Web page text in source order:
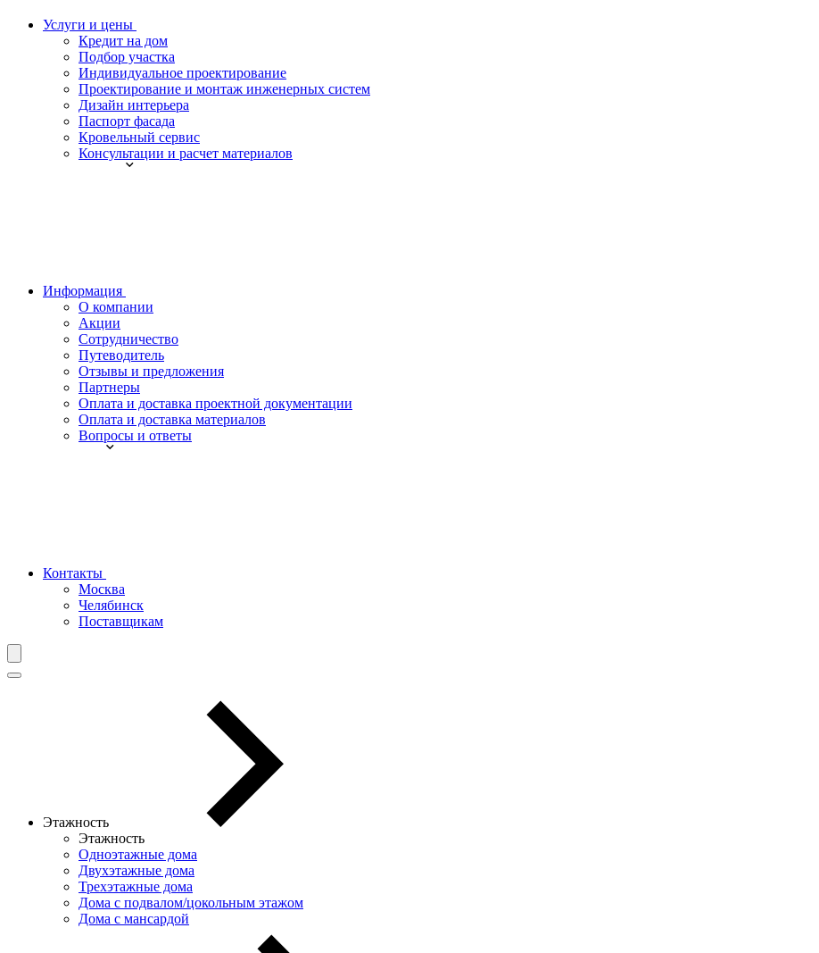
Услуги и цены
Кредит на дом
Подбор участка
Индивидуальное проектирование
Проектирование и монтаж инженерных систем
Дизайн интерьера
Паспорт фасада
Кровельный сервис
Консультации и расчет материалов
Информация
О компании
Акции
Сотрудничество
Путеводитель
Отзывы и предложения
Партнеры
Оплата и доставка проектной документации
Оплата и доставка материалов
Вопросы и ответы
Контакты
Москва
Челябинск
Поставщикам
Этажность
Этажность
Одноэтажные дома
Двухэтажные дома
Трехэтажные дома
Дома с подвалом/цокольным этажом
Дома с мансардой